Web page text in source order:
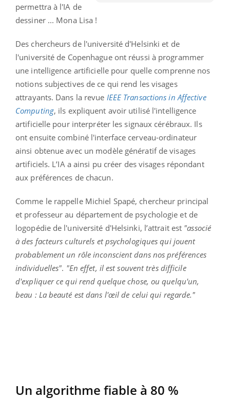
permettra à l'IA de
dessiner ... Mona Lisa !
Des chercheurs de l'université d'Helsinki et de
l'université de Copenhague ont réussi à programmer
une intelligence artificielle pour quelle comprenne nos
notions subjectives de ce qui rend les visages
attrayants. Dans la revue IEEE Transactions in Affective
Computing, ils expliquent avoir utilisé l'intelligence
artificielle pour interpréter les signaux cérébraux. Ils
ont ensuite combiné l'interface cerveau-ordinateur
ainsi obtenue avec un modèle génératif de visages
artificiels. L’IA a ainsi pu créer des visages répondant
aux préférences de chacun.
Comme le rappelle Michiel Spapé, chercheur principal
et professeur au département de psychologie et de
logopédie de l'université d'Helsinki, l’attrait est "associé
à des facteurs culturels et psychologiques qui jouent
probablement un rôle inconscient dans nos préférences
individuelles". "En effet, il est souvent très difficile
d'expliquer ce qui rend quelque chose, ou quelqu'un,
beau : La beauté est dans l'œil de celui qui regarde."
Un algorithme fiable à 80 %